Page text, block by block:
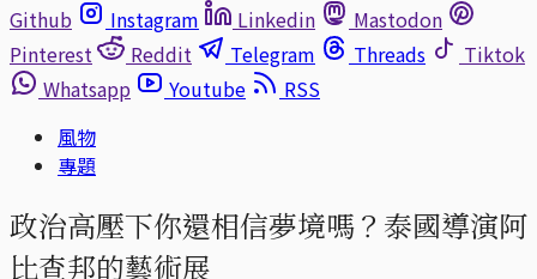
Github
Instagram Linkedin
Mastodon
Pinterest
Reddit Telegram Threads
Tiktok
Whatsapp
Youtube
RSS
風物
專題
政治高壓下你還相信夢境嗎？泰國導演阿
比查邦的藝術展